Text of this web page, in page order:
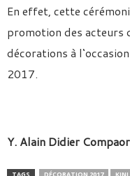
En effet, cette
promotion des
décorations à l
2017.
Y. Alain Didier